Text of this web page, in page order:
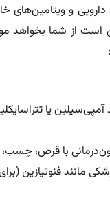
دارویی و
از شما بخواهد
یا
با قرص، چسب،
مانند فنوتیازین